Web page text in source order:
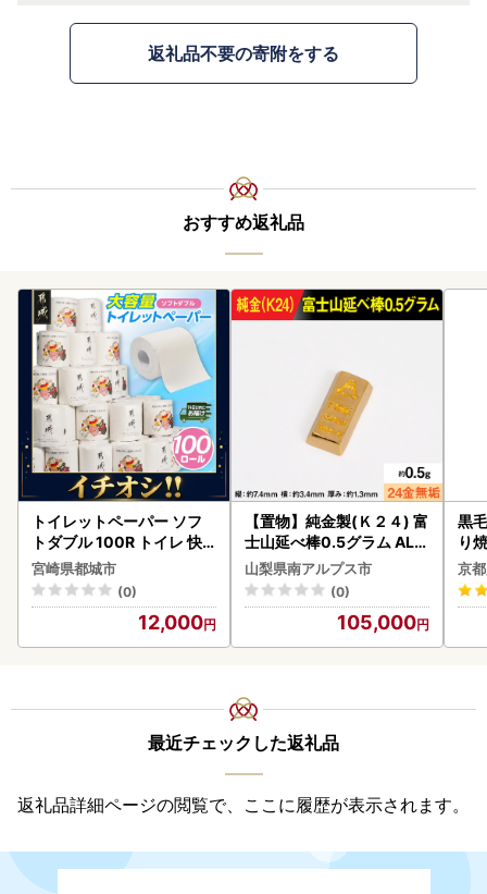
返礼品不要の寄附をする
おすすめ返礼品
トイレットペーパー ソフ
トダブル 100R トイレ 快
速〔12-I5-TP100-R〕
宮崎県都城市
(0)
12,000
【置物】純金製(Ｋ２４) 富
士山延べ棒0.5グラム ALP
BK181
山梨県南アルプス市
(0)
105,000
黒
り
京
最近チェックした返礼品
返礼品詳細ページの閲覧で、ここに履歴が表示されます。